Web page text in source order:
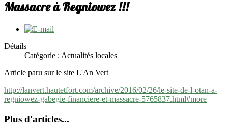
Massacre à Regniowez !!!
Détails
Catégorie : Actualités locales
Article paru sur le site L'An Vert
http://lanvert.hautetfort.com/archive/2016/02/26/le-site-de-l-otan-a-
regniowez-gabegie-financiere-et-massacre-5765837.html#more
Plus d'articles...